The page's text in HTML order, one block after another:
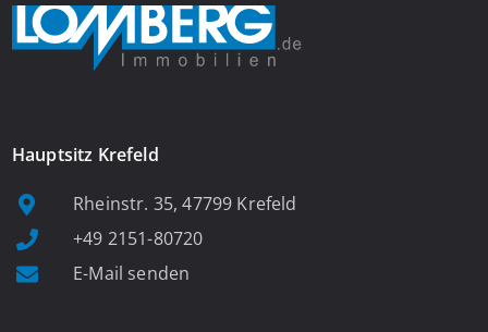
Hauptsitz Krefeld
Rheinstr. 35, 47799 Krefeld
+49 2151-80720
E-Mail senden